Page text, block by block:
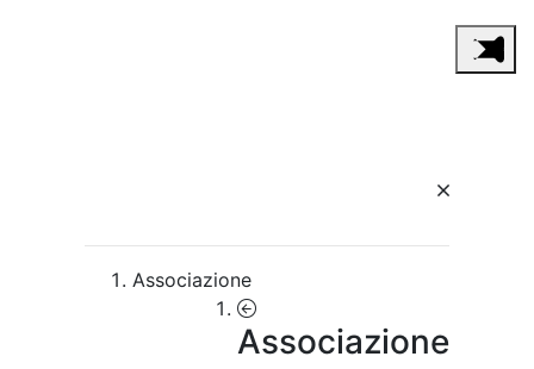
Associazione
Associazione